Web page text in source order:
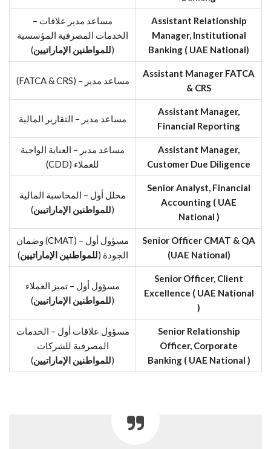
Assistant Relationship
Manager, Institutional
Banking ( UAE National)
مساعد مدير علاقات –
الخدمات المصرفية المؤسسية
(للمواطنين الإماراتيين)
Assistant Manager FATCA
& CRS
مساعد مدير – (FATCA & CRS)
Assistant Manager,
Financial Reporting
مساعد مدير – التقارير المالية
Assistant Manager,
Customer Due Diligence
مساعد مدير – العناية الواجبة
للعملاء (CDD)
Senior Analyst, Financial
Accounting ( UAE
National )
محلل أول – المحاسبة المالية
(للمواطنين الإماراتيين)
Senior Officer CMAT & QA
(UAE National)
مسؤول أول – (CMAT) وضمان
الجودة (للمواطنين الإماراتيين)
Senior Officer, Client
Excellence ( UAE National
)
مسؤول أول – تميز العملاء
(للمواطنين الإماراتيين)
Senior Relationship
Officer, Corporate
Banking ( UAE National )
مسؤول علاقات أول – الخدمات
المصرفية للشركات
(للمواطنين الإماراتيين)